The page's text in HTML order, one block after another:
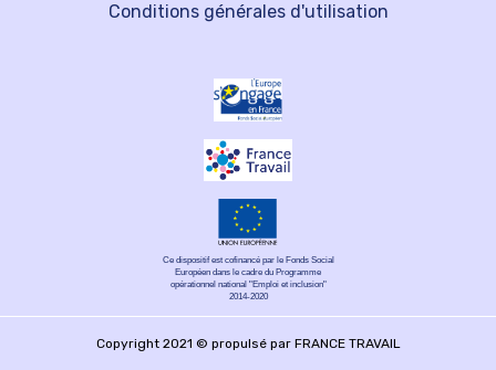
Conditions générales d'utilisation
Ce dispositif est cofinancé par le Fonds Social
Européen dans le cadre du Programme
opérationnel national "Emploi et inclusion"
2014-2020
Copyright 2021 © propulsé par FRANCE TRAVAIL